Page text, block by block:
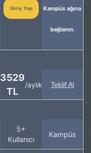
Giriş Yap Kampüs ağına
bağlanın.
3529
TL
/aylık Teklif Al
5+
Kullanıcı
Kampüs